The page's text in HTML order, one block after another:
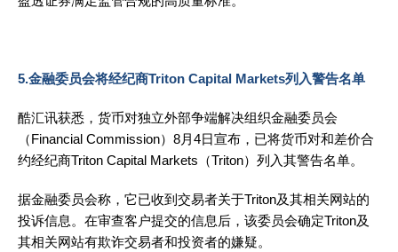
5.金融委员会将经纪商Triton Capital Markets列入警告名单
酷汇讯获悉，货币对独立外部争端解决组织金融委员会
（Financial Commission）8月4日宣布，已将货币对和差价合
约经纪商Triton Capital Markets（Triton）列入其警告名单。
据金融委员会称，它已收到交易者关于Triton及其相关网站的
投诉信息。在审查客户提交的信息后，该委员会确定Triton及
其相关网站有欺诈交易者和投资者的嫌疑。